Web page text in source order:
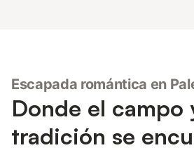
Escapada romántica en
Donde el campo
tradición se